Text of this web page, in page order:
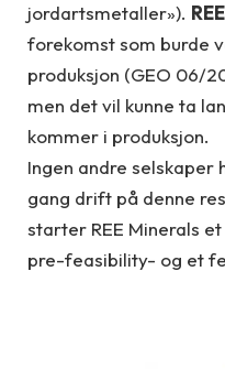
jordartsmetaller»).
forekomst som burde
produksjon (GEO 06/
men det vil kunne ta
kommer i produksjon.
Ingen andre
gang drift på denne
starter REE Minerals
pre-feasibility- og et